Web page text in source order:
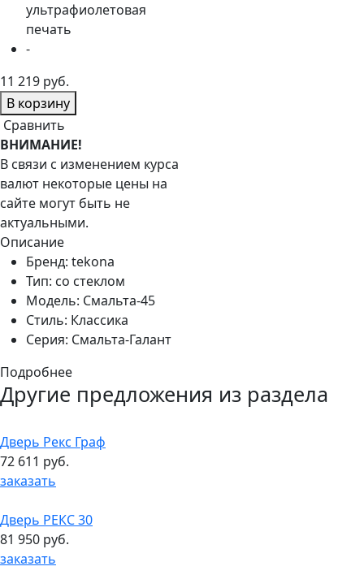
ультрафиолетовая
печать
-
11 219 руб.
В корзину
Сравнить
ВНИМАНИЕ!
В связи с изменением курса
валют некоторые цены на
сайте могут быть не
актуальными.
Описание
Бренд: tekona
Тип: со стеклом
Модель: Смальта-45
Стиль: Классика
Серия: Смальта-Галант
Подробнее
Другие предложения из раздела
Дверь Рекс Граф
72 611 руб.
заказать
Дверь РЕКС 30
81 950 руб.
заказать